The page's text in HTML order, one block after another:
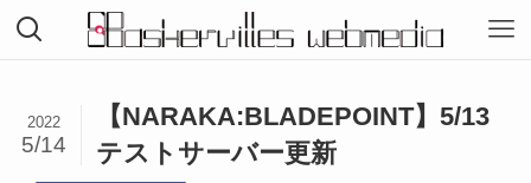
【NARAKA:BLADEPOINT】5/13
テストサーバー更新
2022
5/14